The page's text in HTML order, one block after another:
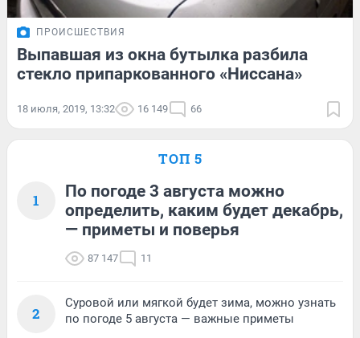
ПРОИСШЕСТВИЯ
Выпавшая из окна бутылка разбила
стекло припаркованного «Ниссана»
18 июля, 2019, 13:32 16 149 66
ТОП 5
1
По погоде 3 августа можно
определить, каким будет декабрь,
— приметы и поверья
87 147 11
2
Суровой или мягкой будет зима, можно узнать
по погоде 5 августа — важные приметы